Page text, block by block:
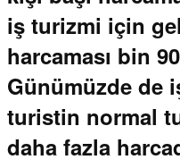
iş turizmi için
harcaması bin
Günümüzde de
turistin normal
daha fazla